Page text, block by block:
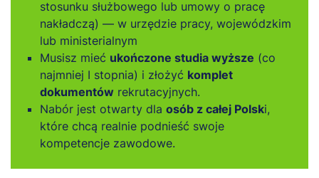
stosunku służbowego lub umowy o pracę
nakładczą) — w urzędzie pracy, wojewódzkim
lub ministerialnym
Musisz mieć ukończone studia wyższe (co
najmniej I stopnia) i złożyć komplet
dokumentów rekrutacyjnych.
Nabór jest otwarty dla osób z całej Polski,
które chcą realnie podnieść swoje
kompetencje zawodowe.